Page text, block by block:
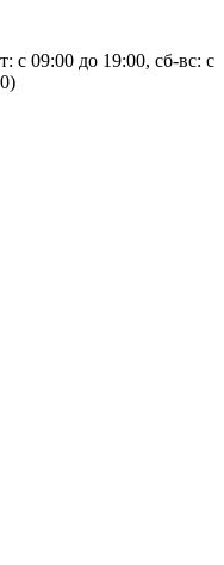
с 09:00 до 19:00, сб-вс: с